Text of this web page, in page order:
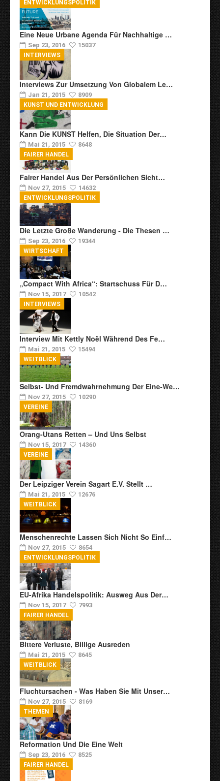
Eine Neue Urbane Agenda Für Nachhaltige …
Sep 23, 2016 15037
ENTWICKLUNGSPOLITIK
Interviews Zur Umsetzung Von Globalem Le…
Jan 21, 2015 8909
INTERVIEWS
Kann Die KUNST Helfen, Die Situation Der…
Mai 21, 2015 8648
KUNST UND ENTWICKLUNG
Fairer Handel Aus Der Persönlichen Sicht…
Nov 27, 2015 14632
FAIRER HANDEL
Die Letzte Große Wanderung - Die Thesen …
Sep 23, 2016 19344
ENTWICKLUNGSPOLITIK
„Compact With Africa“: Startschuss Für D…
Nov 15, 2017 10542
WIRTSCHAFT
Interview Mit Kettly Noël Während Des Fe…
Mai 21, 2015 15494
INTERVIEWS
Selbst- Und Fremdwahrnehmung Der Eine-We…
Nov 27, 2015 10290
WEITBLICK
Orang-Utans Retten – Und Uns Selbst
Nov 15, 2017 14360
VEREINE
Der Leipziger Verein Sagart E.V. Stellt …
Mai 21, 2015 12676
VEREINE
Menschenrechte Lassen Sich Nicht So Einf…
Nov 27, 2015 8654
WEITBLICK
EU-Afrika Handelspolitik: Ausweg Aus Der…
Nov 15, 2017 7993
ENTWICKLUNGSPOLITIK
Bittere Verluste, Billige Ausreden
Mai 21, 2015 8645
FAIRER HANDEL
Fluchtursachen - Was Haben Sie Mit Unser…
Nov 27, 2015 8169
WEITBLICK
Reformation Und Die Eine Welt
Sep 23, 2016 8525
THEMEN
FAIRER HANDEL